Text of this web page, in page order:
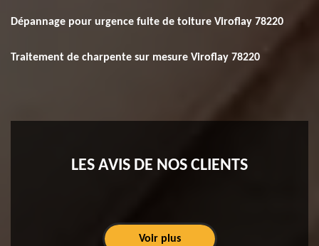
Dépannage pour urgence fuite de toiture Viroflay 78220
Traitement de charpente sur mesure Viroflay 78220
LES AVIS DE NOS CLIENTS
Voir plus